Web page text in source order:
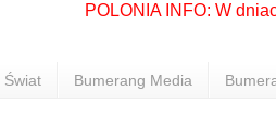
POLONIA INFO: W
Świat Bumerang Media